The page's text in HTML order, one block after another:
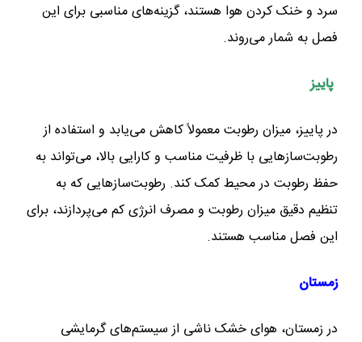
سرد و خنک کردن هوا هستند، گزینه‌های مناسبی برای این
فصل به شمار می‌روند.
پاییز
در پاییز، میزان رطوبت معمولاً کاهش می‌یابد و استفاده از
رطوبت‌سازهایی با ظرفیت مناسب و کارایی بالا، می‌تواند به
حفظ رطوبت در محیط کمک کند. رطوبت‌سازهایی که به
تنظیم دقیق میزان رطوبت و مصرف انرژی کم می‌پردازند، برای
این فصل مناسب هستند.
زمستان
در زمستان، هوای خشک ناشی از سیستم‌های گرمایشی